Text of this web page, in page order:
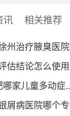
讯 相关推荐
好？这几家口碑好，治好率高！
估结论怎么使用
好(排名表)合肥正规儿童医院
业“top榜”重庆治银屑病医院榜单